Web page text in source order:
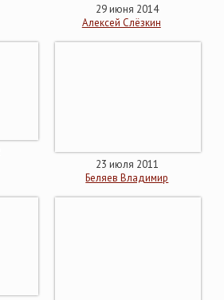
29 июня 2014
Алексей Слёзкин
23 июля 2011
Беляев Владимир